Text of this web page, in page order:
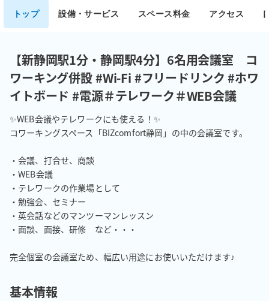
トップ 設備・サービス スペース料金 アクセス
【新静岡駅1分・静岡駅4分】6名用会議室 コ
ワーキング併設 #Wi-Fi #フリードリンク #ホワ
イトボード #電源＃テレワーク＃WEB会議
✨WEB会議やテレワークにも使える！✨
コワーキングスペース「BIZcomfort静岡」の中の会議室です。
・会議、打合せ、商談
・WEB会議
・テレワークの作業場として
・勉強会、セミナー
・英会話などのマンツーマンレッスン
・面談、面接、研修　など・・・
完全個室の会議室ため、幅広い用途にお使いいただけます♪
基本情報